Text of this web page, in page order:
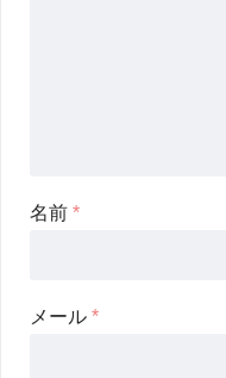
名前 *
メール *